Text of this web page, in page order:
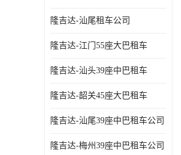
隆吉达-汕尾租车公司
隆吉达-江门55座大巴租车
隆吉达-汕头39座中巴租车
隆吉达-韶关45座大巴租车
隆吉达-汕尾39座中巴租车公司
隆吉达-梅州39座中巴租车公司